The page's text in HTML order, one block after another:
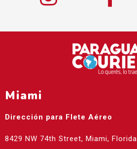
Miami
Dirección para Flete Aéreo
8429 NW 74th Street, Miami, Florida